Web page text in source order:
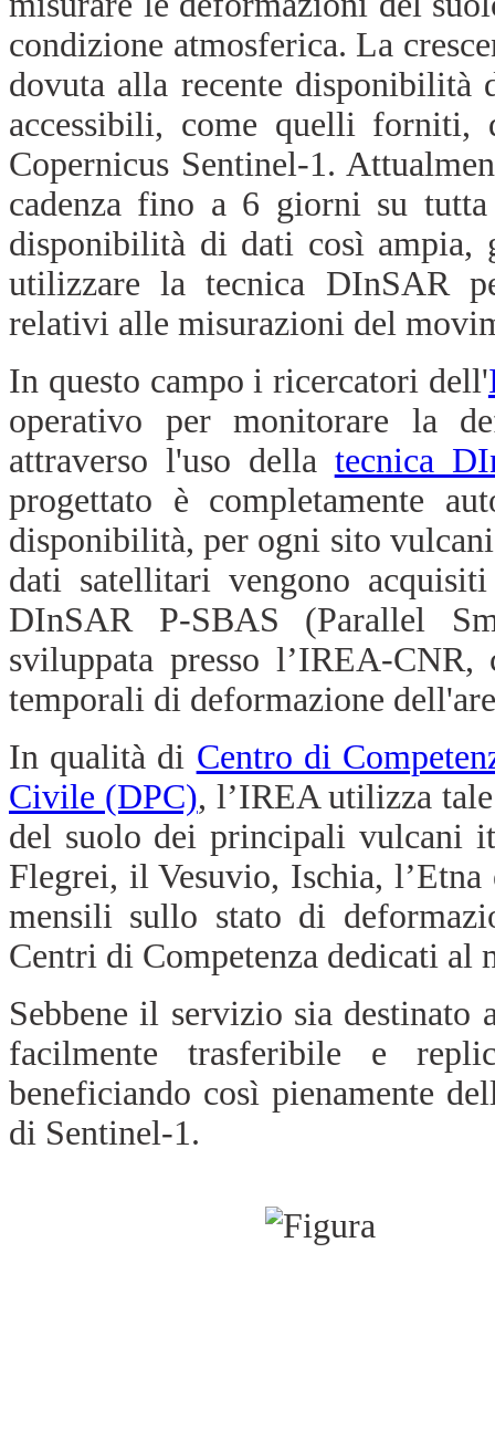
condizione atmosferica. La
dovuta alla recente
accessibili, come quelli forniti,
Copernicus Sentinel-1.
cadenza fino a 6 giorni su
disponibilità di dati così ampia,
utilizzare la tecnica DInSAR
relativi alle misurazioni del
In questo campo i ricercatori dell'
operativo per monitorare la
attraverso l'uso della tecnica
progettato è completamente
disponibilità, per ogni sito
dati satellitari vengono
DInSAR P-SBAS (Parallel
sviluppata presso l’IREA-
temporali di deformazione
In qualità di Centro di
Civile (DPC), l’IREA utilizza
del suolo dei principali vulcani
Flegrei, il Vesuvio, Ischia,
mensili sullo stato di
Centri di Competenza dedicati al
Sebbene il servizio sia destinato
facilmente trasferibile e
beneficiando così pienamente
di Sentinel-1.